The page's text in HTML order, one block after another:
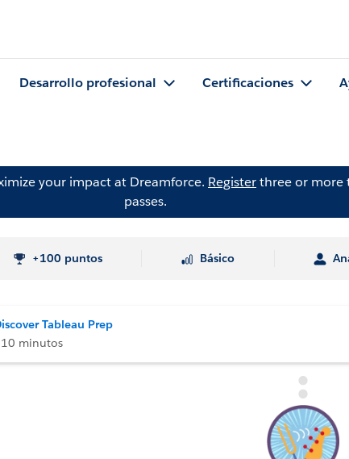
Desarrollo profesional Certificaciones
your impact at Dreamforce. Registerthree or more
passes.
+100 puntos Básico
Tableau Prep
minutos